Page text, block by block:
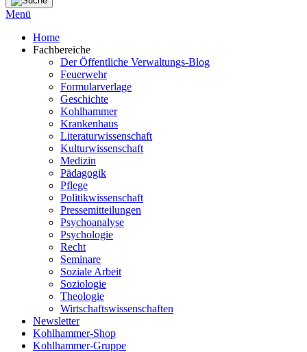
Menü
Home
Fachbereiche
Der Öffentliche Verwaltungs-Blog
Feuerwehr
Formularverlage
Geschichte
Kohlhammer
Krankenhaus
Literaturwissenschaft
Kulturwissenschaft
Medizin
Pädagogik
Pflege
Politikwissenschaft
Pressemitteilungen
Psychoanalyse
Psychologie
Recht
Seminare
Soziale Arbeit
Soziologie
Theologie
Wirtschaftswissenschaften
Newsletter
Kohlhammer-Shop
Kohlhammer-Gruppe